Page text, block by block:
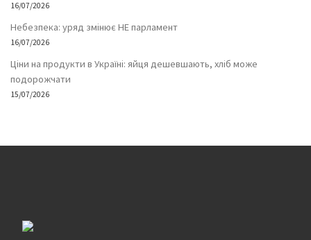
16/07/2026
Небезпека: уряд змінює НЕ парламент
16/07/2026
Ціни на продукти в Україні: яйця дешевшають, хліб може
подорожчати
15/07/2026